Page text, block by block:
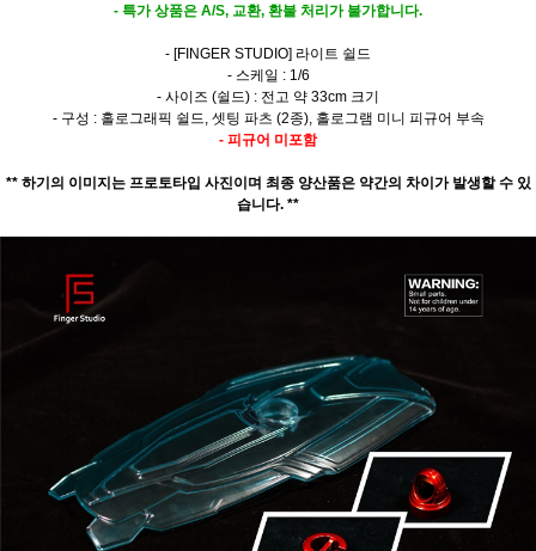
- 특가 상품은 A/S, 교환, 환불 처리가 불가합니다.
- [FINGER STUDIO] 라이트 쉴드
- 스케일 : 1/6
- 사이즈 (쉴드) : 전고 약 33cm 크기
- 구성 : 홀로그래픽 쉴드, 셋팅 파츠 (2종), 홀로그램 미니 피규어 부속
- 피규어 미포함
** 하기의 이미지는 프로토타입 사진이며 최종 양산품은 약간의 차이가 발생할 수 있
습니다. **